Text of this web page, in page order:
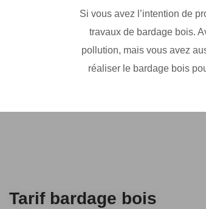
Si vous avez l’intention de
travaux de bardage bois.
pollution, mais vous avez
réaliser le bardage bois
Tarif bardage bois